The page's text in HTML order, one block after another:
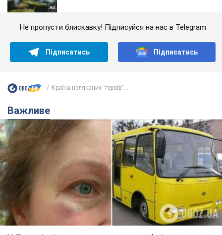
Не пропусти блискавку! Підписуйся на нас в Telegram
Підписатись Підписатись
Країна неляканих "героїв"...
Важливе